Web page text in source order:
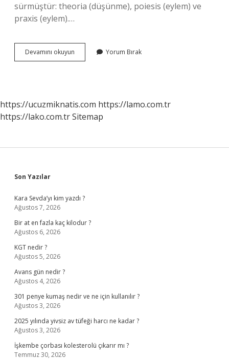
sürmüştür: theoria (düşünme), poiesis (eylem) ve
praxis (eylem).…
Devamını okuyun
Ne
Yorum Bırak
https://ucuzmiknatis.com https://lamo.com.tr
https://lako.com.trSitemap
Sidebar
Son Yazılar
Kara Sevda’yı kim yazdı ?
Ağustos 7, 2026
Bir at en fazla kaç kilodur ?
Ağustos 6, 2026
KGT nedir ?
Ağustos 5, 2026
Avans gün nedir ?
Ağustos 4, 2026
301 penye kumaş nedir ve ne için kullanılır ?
Ağustos 3, 2026
2025 yılında yivsiz av tüfeği harcı ne kadar ?
Ağustos 3, 2026
İşkembe çorbası kolesterolü çıkarır mı ?
Temmuz 30, 2026